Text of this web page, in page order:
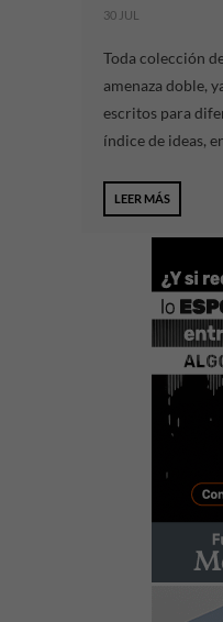
30 JUL
Toda colección
amenaza doble,
escritos para
índice de ideas,
LEER MÁS